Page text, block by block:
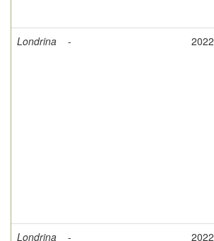
Londrina
- 2022
Londrina
- 2022